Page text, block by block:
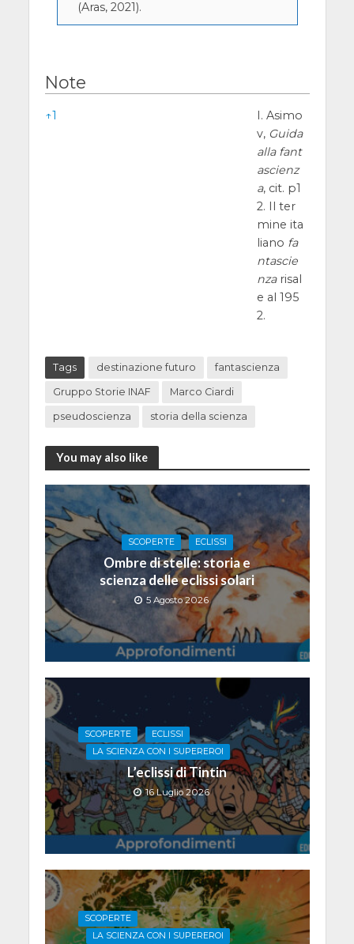
(Aras, 2021).
Note
Note
↑1
I. Asimo
v, Guida
alla fant
ascienz
a, cit. p1
2. Il ter
mine ita
liano fa
ntascie
nzarisal
e al 195
2.
Tags destinazione futuro fantascienza
Gruppo Storie INAF Marco Ciardi
pseudoscienza storia della scienza
You may also like
SCOPERTE ECLISSI
Ombre di stelle: storia e
scienza delle eclissi solari
5 Agosto 2026
SCOPERTE
ECLISSI
LA SCIENZA CON I SUPEREROI
L’eclissi di Tintin
16 Luglio 2026
SCOPERTE
LA SCIENZA CON I SUPEREROI